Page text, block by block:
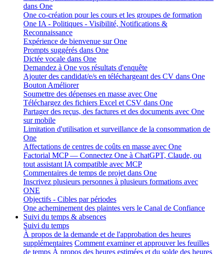
dans One
One co-création pour les cours et les groupes de formation
One IA - Politiques - Visibilité, Notifications &
Reconnaissance
Expérience de bienvenue sur One
Prompts suggérés dans One
Dictée vocale dans One
Demandez à One vos résultats d'enquête
Ajouter des candidat/e/s en téléchargeant des CV dans One
Bouton Améliorer
Soumettre des dépenses en masse avec One
Téléchargez des fichiers Excel et CSV dans One
Partager des reçus, des factures et des documents avec One
sur mobile
Limitation d'utilisation et surveillance de la consommation de
One
Affectations de centres de coûts en masse avec One
Factorial MCP — Connectez One à ChatGPT, Claude, ou
tout assistant IA compatible avec MCP
Commentaires de temps de projet dans One
Inscrivez plusieurs personnes à plusieurs formations avec
ONE
Objectifs - Cibles par périodes
One acheminement des plaintes vers le Canal de Confiance
Suivi du temps & absences
Suivi du temps
À propos de la demande et de l'approbation des heures
supplémentaires Comment examiner et approuver les feuilles
de temps À propos des heures estimées et du solde des heures